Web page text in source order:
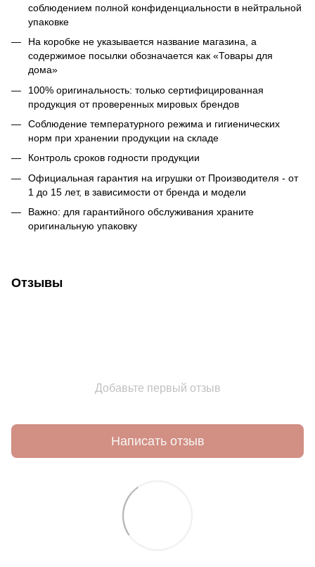
соблюдением полной конфиденциальности в нейтральной
упаковке
На коробке не указывается название магазина, а
содержимое посылки обозначается как «Товары для
дома»
100% оригинальность: только сертифицированная
продукция от проверенных мировых брендов
Соблюдение температурного режима и гигиенических
норм при хранении продукции на складе
Контроль сроков годности продукции
Официальная гарантия на игрушки от Производителя - от
1 до 15 лет, в зависимости от бренда и модели
Важно: для гарантийного обслуживания храните
оригинальную упаковку
Отзывы
Добавьте первый отзыв
Написать отзыв